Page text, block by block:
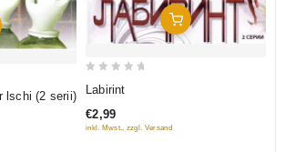
Den Warenkorb
lschi (2 serii)
In Den Warenkorb
of
Labirint
€2,99
inkl. Mwst., zzgl. Versand